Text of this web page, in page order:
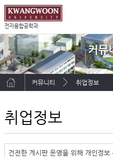
전자융합공학과
커뮤
커뮤니티 취업정보
취업정보
건전한 게시판 운영을 위해 개인정